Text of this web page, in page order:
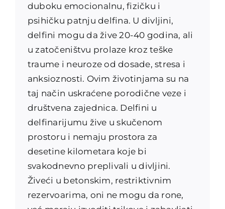
duboku emocionalnu, fizičku i
psihičku patnju delfina. U divljini,
delfini mogu da žive 20-40 godina, ali
u zatočeništvu prolaze kroz teške
traume i neuroze od dosade, stresa i
anksioznosti. Ovim životinjama su na
taj način uskraćene porodične veze i
društvena zajednica. Delfini u
delfinarijumu žive u skučenom
prostoru i nemaju prostora za
desetine kilometara koje bi
svakodnevno preplivali u divljini.
Živeći u betonskim, restriktivnim
rezervoarima, oni ne mogu da rone,